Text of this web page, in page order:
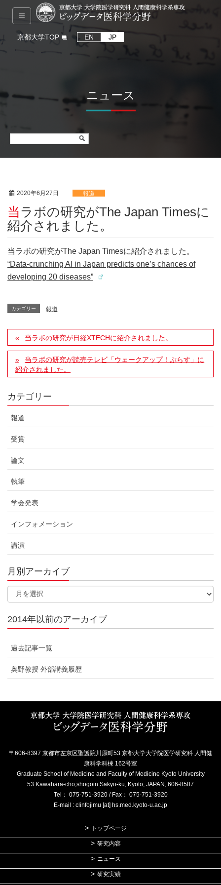
京都大学TOP EN JP
ニュース
2020年6月27日 報道
当ラボの研究がThe Japan Timesに
紹介されました。
当ラボの研究がThe Japan Timesに紹介されました。
“Data-crunching AI in Japan predicts one’s chances of
developing 20 diseases”
カテゴリー 報道
当ラボの研究が日経XTECHに紹介されました。
当ラボの研究が読売テレビ「ウェークアップ！ぷらす」に
紹介されました。
カテゴリー
報道
受賞
論文
執筆
学会発表
インフォメーション
講演
月別アーカイブ
2014年以前のアーカイブ
過去記事一覧
奥野教授 外部講義履歴
〒606-8397 京都市左京区聖護院川原町53 京都大学大学院医学研究科 人間健
康科学科棟 162号室
Graduate School of Medicine and Faculty of Medicine Kyoto University
53 Kawahara-cho,shogoin Sakyo-ku, Kyoto, JAPAN, 606-8507
Tel： 075-751-3920 / Fax： 075-751-3920
E-mail : clinfojimu [at] hs.med.kyoto-u.ac.jp
トップページ
研究内容
ニュース
研究実績